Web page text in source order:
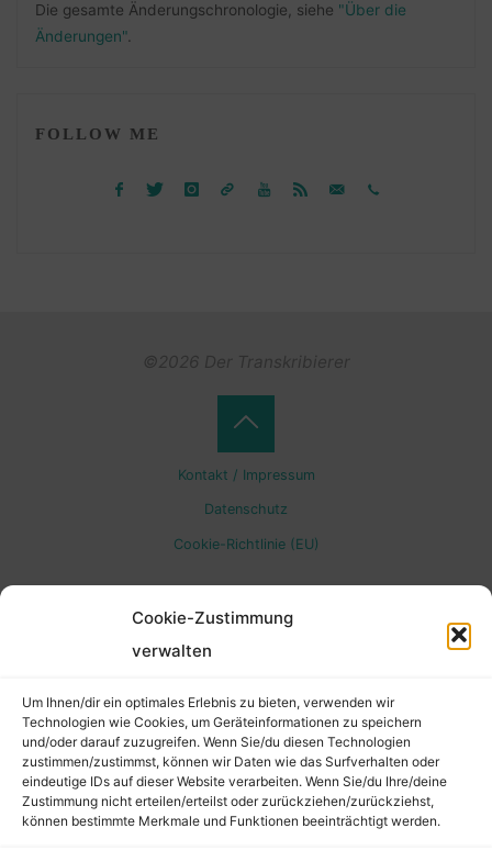
Cookie-Zustimmung
verwalten
Um Ihnen/dir ein optimales Erlebnis zu bieten, verwenden wir
Technologien wie Cookies, um Geräteinformationen zu speichern
und/oder darauf zuzugreifen. Wenn Sie/du diesen Technologien
zustimmen/zustimmst, können wir Daten wie das Surfverhalten oder
eindeutige IDs auf dieser Website verarbeiten. Wenn Sie/du Ihre/deine
Zustimmung nicht erteilen/erteilst oder zurückziehen/zurückziehst,
können bestimmte Merkmale und Funktionen beeinträchtigt werden.
Die gesamte Änderungschronologie, siehe "Über die
Änderungen".
FOLLOW ME
©2026 Der Transkribierer
Kontakt / Impressum
Datenschutz
Cookie-Richtlinie (EU)
Back
to